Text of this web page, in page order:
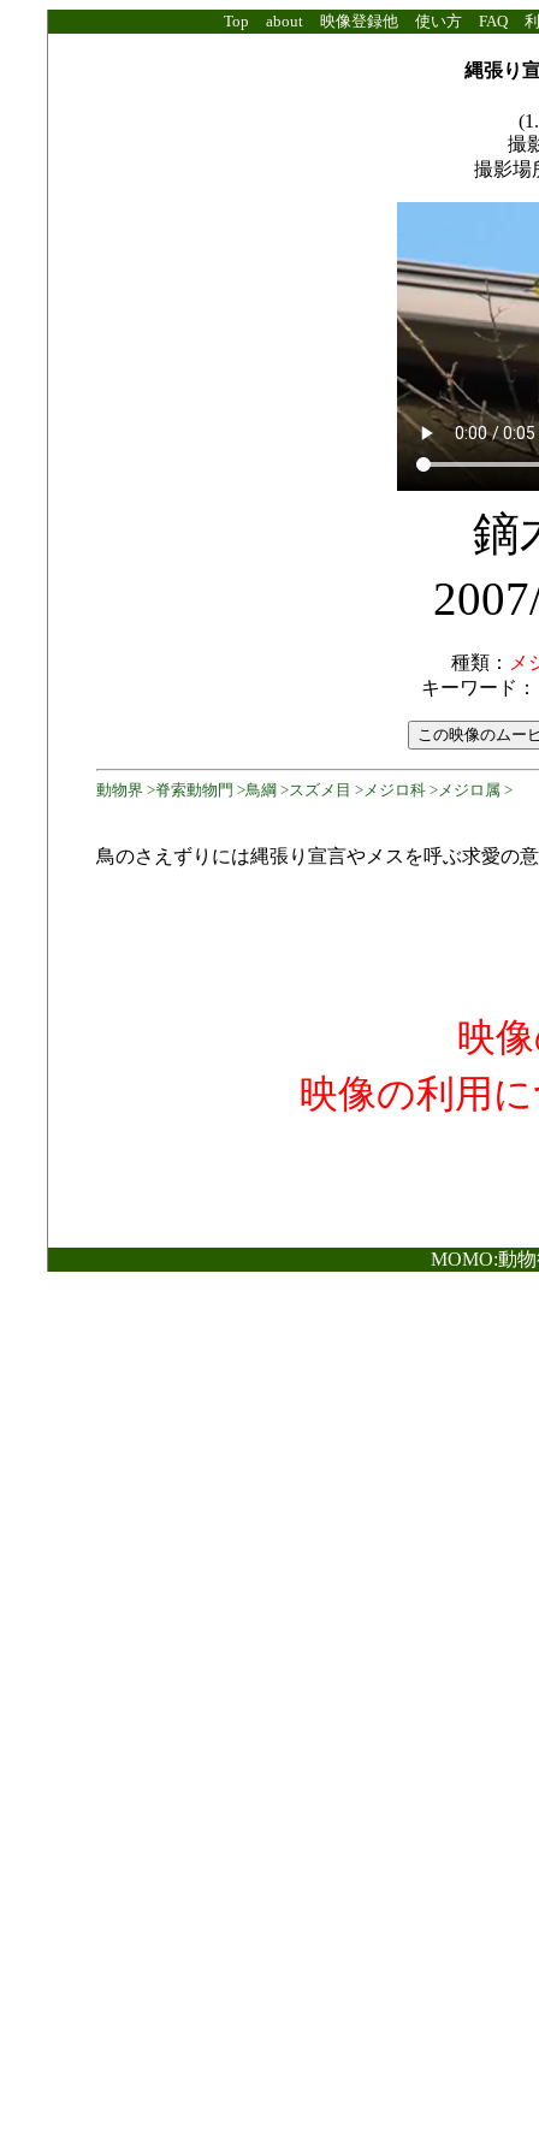
Top about 映像登録他 使い方 FAQ
縄張り
撮
撮影場
鏑
種類：
メ
キーワード：
動物界 >脊索動物門 >鳥綱 >スズメ目 >メジロ科 >メジロ属 >
鳥のさえずりには縄張り宣言やメスを呼ぶ求愛の
映
映像の利用
MOMO:動